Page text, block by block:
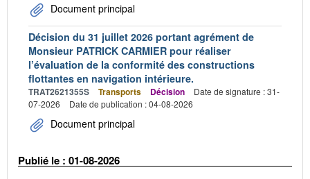
Document principal
Décision du 31 juillet 2026 portant agrément de
Monsieur PATRICK CARMIER pour réaliser
l’évaluation de la conformité des constructions
flottantes en navigation intérieure.
TRAT2621355S Transports Décision
Date de signature : 31-
07-2026
Date de publication : 04-08-2026
Document principal
Publié le : 01-08-2026